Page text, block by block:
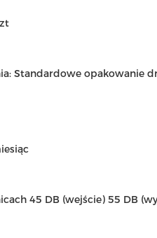
Standardowe opakowanie
45 DB (wejście) 55 DB